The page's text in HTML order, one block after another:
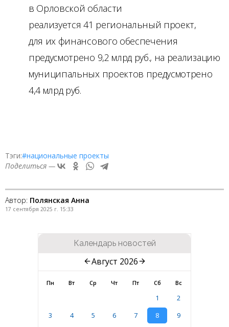
в Орловской области
реализуется 41 региональный проект,
для их финансового обеспечения
предусмотрено 9,2 млрд руб., на реализацию
муниципальных проектов предусмотрено
4,4 млрд руб.
Тэги:#национальные проекты
Поделиться —
Автор: Полянская Анна
17 сентября 2025 г. 15:33
Календарь новостей
Август 2026
Пн Вт Ср Чт Пт Сб Вс
1
2
3
4 5 6 7 8
9